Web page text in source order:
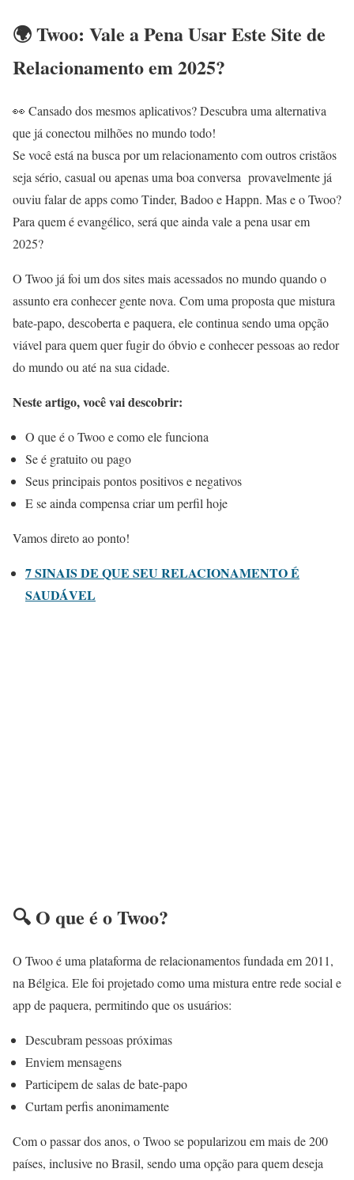
🌍 Twoo: Vale a Pena Usar Este Site de
Relacionamento em 2025?
👀 Cansado dos mesmos aplicativos? Descubra uma alternativa
que já conectou milhões no mundo todo!
Se você está na busca por um relacionamento com outros cristãos
seja sério, casual ou apenas uma boa conversa provavelmente já
ouviu falar de apps como Tinder, Badoo e Happn. Mas e o Twoo?
Para quem é evangélico, será que ainda vale a pena usar em
2025?
O Twoo já foi um dos sites mais acessados no mundo quando o
assunto era conhecer gente nova. Com uma proposta que mistura
bate-papo, descoberta e paquera, ele continua sendo uma opção
viável para quem quer fugir do óbvio e conhecer pessoas ao redor
do mundo ou até na sua cidade.
Neste artigo, você vai descobrir:
O que é o Twoo e como ele funciona
Se é gratuito ou pago
Seus principais pontos positivos e negativos
E se ainda compensa criar um perfil hoje
Vamos direto ao ponto!
7 SINAIS DE QUE SEU RELACIONAMENTO É
SAUDÁVEL
🔍 O que é o Twoo?
O Twoo é uma plataforma de relacionamentos fundada em 2011,
na Bélgica. Ele foi projetado como uma mistura entre rede social e
app de paquera, permitindo que os usuários:
Descubram pessoas próximas
Enviem mensagens
Participem de salas de bate-papo
Curtam perfis anonimamente
Com o passar dos anos, o Twoo se popularizou em mais de 200
países, inclusive no Brasil, sendo uma opção para quem deseja